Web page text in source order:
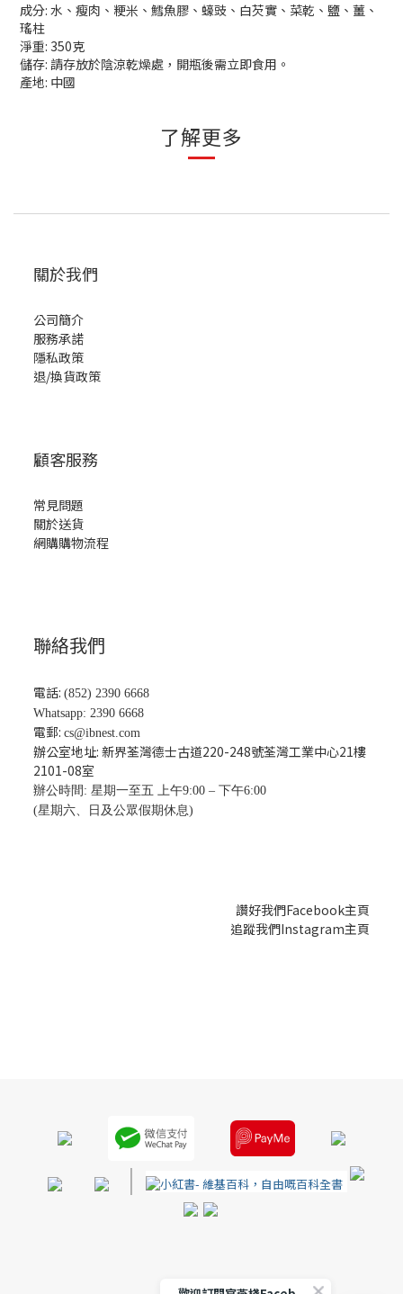
成分: 水、瘦肉、粳米、鱈魚膠、蠔豉、白芡實、菜乾、鹽、薑、
瑤柱
淨重: 350克
儲存: 請存放於陰涼乾燥處，開瓶後需立即食用。
產地: 中國
了解更多
關於我們
公司簡介
服務承諾
隱私政策
退/換貨政策
顧客服務
常見問題
關於送貨
網購購物流程
聯絡我們
電話: (852) 2390 6668
Whatsapp: 2390 6668
電郵: cs@ibnest.com
辦公室地址: 新界荃灣德士古道220-248號荃灣工業中心21樓
2101-08室
辦公時間: 星期一至五 上午9:00 – 下午6:00
(星期六、日及公眾假期休息)
讚好我們Facebook主頁
追蹤我們Instagram主頁
|